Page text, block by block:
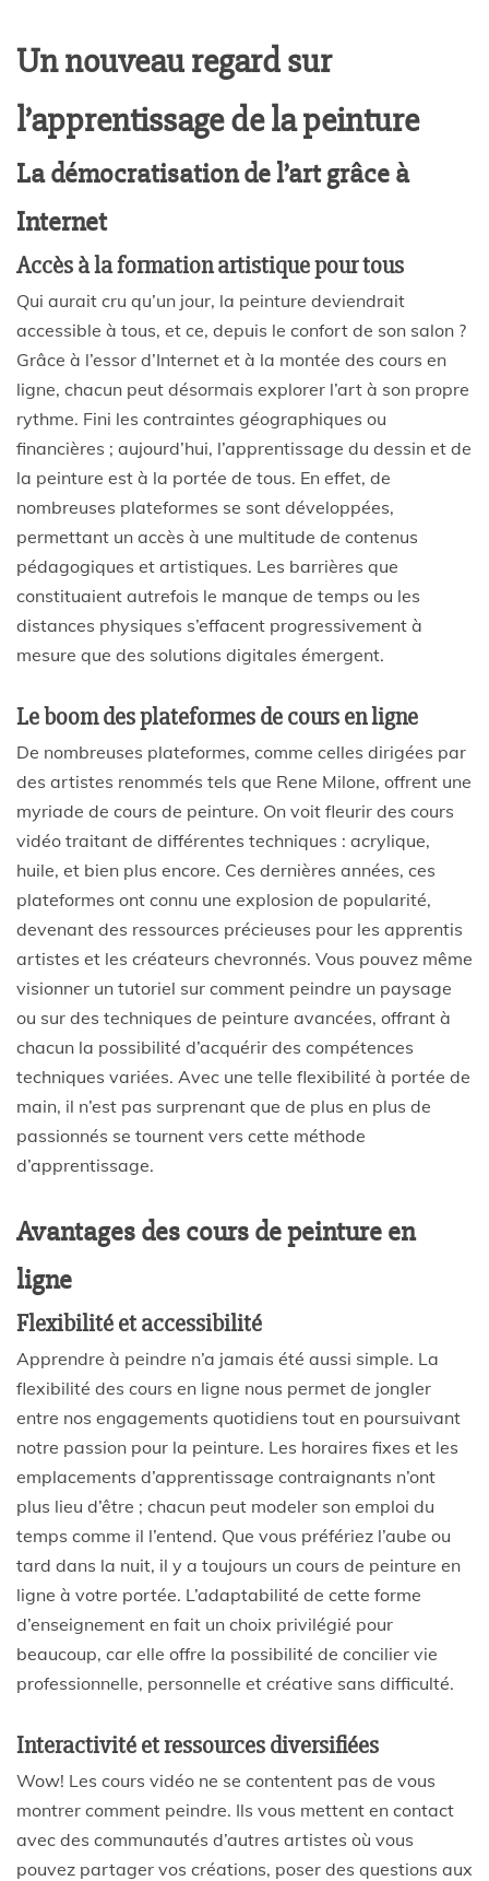
Un nouveau regard sur
l’apprentissage de la peinture
La démocratisation de l’art grâce à
Internet
Accès à la formation artistique pour tous
Qui aurait cru qu’un jour, la peinture deviendrait
accessible à tous, et ce, depuis le confort de son salon ?
Grâce à l’essor d’Internet et à la montée des cours en
ligne, chacun peut désormais explorer l’art à son propre
rythme. Fini les contraintes géographiques ou
financières ; aujourd’hui, l’apprentissage du dessin et de
la peinture est à la portée de tous. En effet, de
nombreuses plateformes se sont développées,
permettant un accès à une multitude de contenus
pédagogiques et artistiques. Les barrières que
constituaient autrefois le manque de temps ou les
distances physiques s’effacent progressivement à
mesure que des solutions digitales émergent.
Le boom des plateformes de cours en ligne
De nombreuses plateformes, comme celles dirigées par
des artistes renommés tels que Rene Milone, offrent une
myriade de cours de peinture. On voit fleurir des cours
vidéo traitant de différentes techniques : acrylique,
huile, et bien plus encore. Ces dernières années, ces
plateformes ont connu une explosion de popularité,
devenant des ressources précieuses pour les apprentis
artistes et les créateurs chevronnés. Vous pouvez même
visionner un tutoriel sur comment peindre un paysage
ou sur des techniques de peinture avancées, offrant à
chacun la possibilité d’acquérir des compétences
techniques variées. Avec une telle flexibilité à portée de
main, il n’est pas surprenant que de plus en plus de
passionnés se tournent vers cette méthode
d’apprentissage.
Avantages des cours de peinture en
ligne
Flexibilité et accessibilité
Apprendre à peindre n’a jamais été aussi simple. La
flexibilité des cours en ligne nous permet de jongler
entre nos engagements quotidiens tout en poursuivant
notre passion pour la peinture. Les horaires fixes et les
emplacements d’apprentissage contraignants n’ont
plus lieu d’être ; chacun peut modeler son emploi du
temps comme il l’entend. Que vous préfériez l’aube ou
tard dans la nuit, il y a toujours un cours de peinture en
ligne à votre portée. L’adaptabilité de cette forme
d’enseignement en fait un choix privilégié pour
beaucoup, car elle offre la possibilité de concilier vie
professionnelle, personnelle et créative sans difficulté.
Interactivité et ressources diversifiées
Wow! Les cours vidéo ne se contentent pas de vous
montrer comment peindre. Ils vous mettent en contact
avec des communautés d’autres artistes où vous
pouvez partager vos créations, poser des questions aux